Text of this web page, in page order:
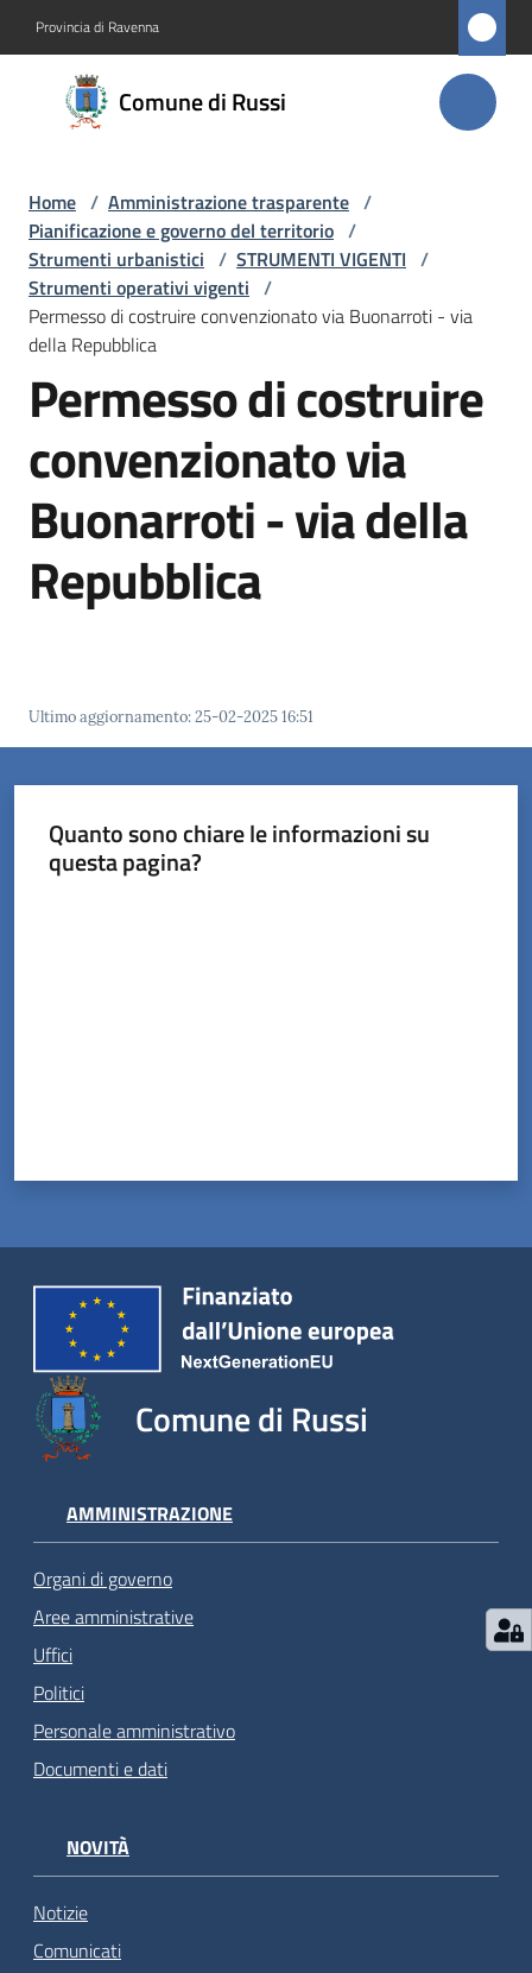
Provincia di Ravenna
Comune di Russi
Comune
di Russi
Amministrazione
Menu selezionato
Novità
Servizi
Vivere
Orari
Tutti
Home / Amministrazione trasparente /
Pianificazione e governo del territorio /
Strumenti urbanistici / STRUMENTI VIGENTI /
Strumenti operativi vigenti /
Permesso di costruire convenzionato via Buonarroti - via
della Repubblica
Permesso di costruire
convenzionato via
Buonarroti - via della
Repubblica
Ultimo aggiornamento:25-02-2025 16:51
Quanto sono chiare le informazioni su
questa pagina?
Comune di Russi
AMMINISTRAZIONE
Organi di governo
Aree amministrative
Uffici
Politici
Personale amministrativo
Documenti e dati
NOVITÀ
Notizie
Comunicati